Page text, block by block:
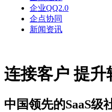
企业QQ2.0
企点协同
新闻资讯
连接客户 提升
中国领先的SaaS级